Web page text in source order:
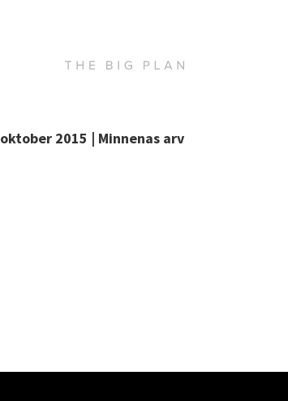
oktober 2015 | Minnenas arv